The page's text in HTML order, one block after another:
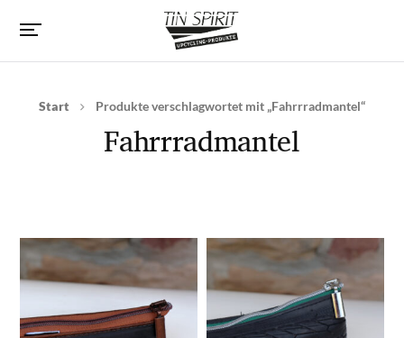
Start Produkte verschlagwortet mit „Fahrrradmantel“
Fahrrradmantel